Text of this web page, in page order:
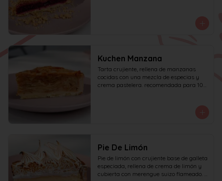
Kuchen Manzana
Tarta crujiente, rellena de manzanas
cocidas con una mezcla de especias y
crema pastelera. recomendada para 10
Pie De Limón
Pie de limón con crujiente base de galleta
especiada, rellena de crema de limón y
cubierta con merengue suizo flameado.